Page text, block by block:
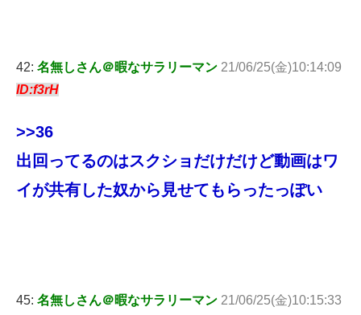
42: 名無しさん＠暇なサラリーマン 21/06/25(金)10:14:09
ID:f3rH
>>36
出回ってるのはスクショだけだけど動画はワ
イが共有した奴から見せてもらったっぽい
45: 名無しさん＠暇なサラリーマン 21/06/25(金)10:15:33